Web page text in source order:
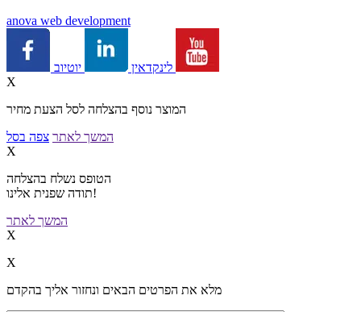
anova web development
לינקדאין
X
המוצר נוסף בהצלחה לסל הצעת מחיר
המשך לאתר צפה בסל
X
הטופס נשלח בהצלחה
תודה שפנית אלינו!
המשך לאתר
X
X
מלא את הפרטים הבאים ונחזור אליך בהקדם